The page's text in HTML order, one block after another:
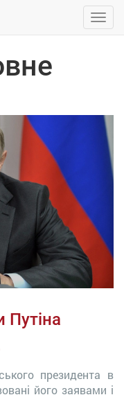
Путіна
президента в
його заявами і